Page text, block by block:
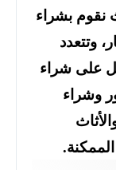
نقوم بشراء
وتتعدد
على شراء
وشراء